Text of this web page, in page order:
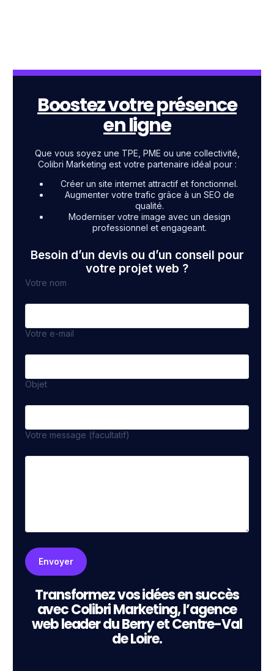
Boostez votre présence
en ligne
Que vous soyez une TPE, PME ou une collectivité,
Colibri Marketing est votre partenaire idéal pour :
Créer un site internet attractif et fonctionnel.
Augmenter votre trafic grâce à un SEO de
qualité.
Moderniser votre image avec un design
professionnel et engageant.
Besoin d’un devis ou d’un conseil pour
votre projet web ?
Votre nom
Votre e-mail
Objet
Votre message (facultatif)
Transformez vos idées en succès
avec Colibri Marketing, l’agence
web leader du Berry et Centre-Val
de Loire.